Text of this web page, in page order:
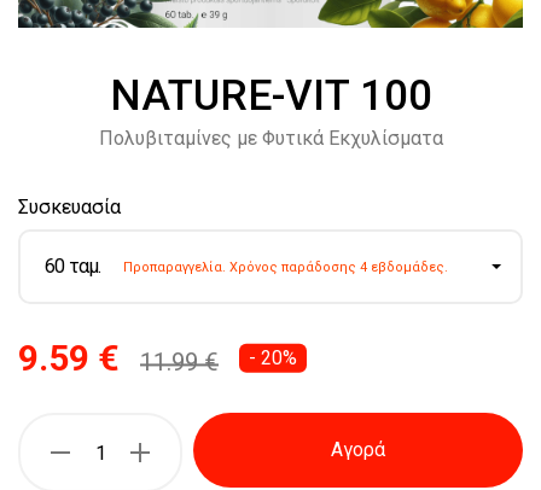
NATURE-VIT 100
Πολυβιταμίνες με Φυτικά Εκχυλίσματα
Συσκευασία
60 ταμ. Προπαραγγελία. Χρόνος παράδοσης 4 εβδομάδες.
9.59 € 11.99 € - 20%
Αγορά